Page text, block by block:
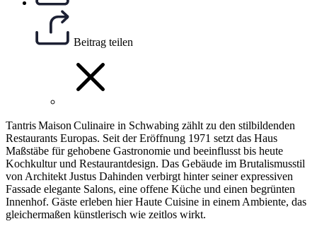
Beitrag teilen
Tantris Maison Culinaire in Schwabing zählt zu den stilbildenden
Restaurants Europas. Seit der Eröffnung 1971 setzt das Haus
Maßstäbe für gehobene Gastronomie und beeinflusst bis heute
Kochkultur und Restaurantdesign. Das Gebäude im Brutalismusstil
von Architekt Justus Dahinden verbirgt hinter seiner expressiven
Fassade elegante Salons, eine offene Küche und einen begrünten
Innenhof. Gäste erleben hier Haute Cuisine in einem Ambiente, das
gleichermaßen künstlerisch wie zeitlos wirkt.